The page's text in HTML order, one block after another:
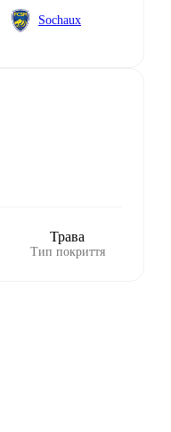
Sochaux
Трава
Тип покриття